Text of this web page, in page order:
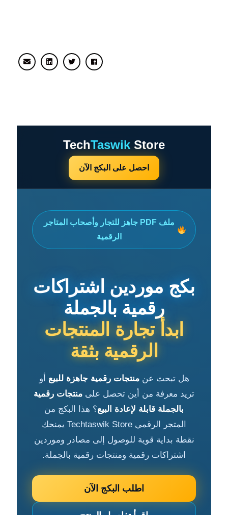
TechTaswik Store
احصل على البكج الآن
ملف PDF جاهز للتجار وأصحاب المتاجر
الرقمية
بكج موردين اشتراكات
رقمية بالجملة
ابدأ تجارة المنتجات
الرقمية بثقة
هل تبحث عنمنتجات رقمية جاهزة للبيع أو
تريد معرفة من أين تحصل على منتجات رقمية
بالجملة قابلة لإعادة البيع؟ هذا البكج من
المتجر الرقمي Techtaswik Store يمنحك
نقطة بداية قوية للوصول إلى مصادر وموردين
اشتراكات رقمية ومنتجات رقمية بالجملة.
اطلب البكج الآن